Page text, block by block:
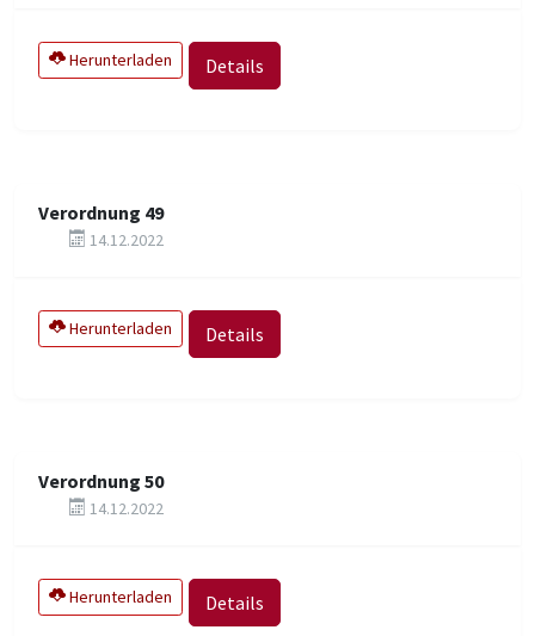
Herunterladen Details
Verordnung 49
14.12.2022
Herunterladen Details
Verordnung 50
14.12.2022
Herunterladen Details